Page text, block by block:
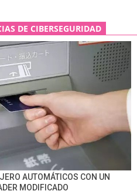
DE CIBERSEGURIDAD
AUTOMÁTICOS CON UN
MODIFICADO